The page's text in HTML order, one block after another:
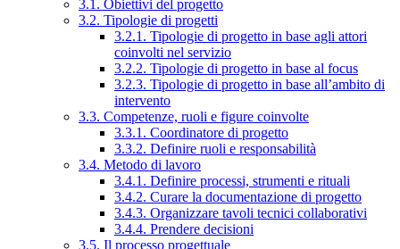
3.1. Obiettivi del progetto
3.2. Tipologie di progetti
3.2.1. Tipologie di progetto in base agli attori
coinvolti nel servizio
3.2.2. Tipologie di progetto in base al focus
3.2.3. Tipologie di progetto in base all’ambito di
intervento
3.3. Competenze, ruoli e figure coinvolte
3.3.1. Coordinatore di progetto
3.3.2. Definire ruoli e responsabilità
3.4. Metodo di lavoro
3.4.1. Definire processi, strumenti e rituali
3.4.2. Curare la documentazione di progetto
3.4.3. Organizzare tavoli tecnici collaborativi
3.4.4. Prendere decisioni
3.5. Il processo progettuale